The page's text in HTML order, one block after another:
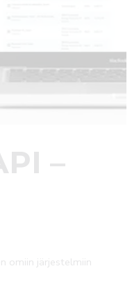
–
omiin järjestelmiin